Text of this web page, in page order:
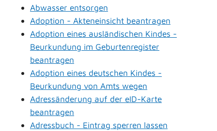
Abwasser entsorgen
Adoption - Akteneinsicht beantragen
Adoption eines ausländischen Kindes -
Beurkundung im Geburtenregister
beantragen
Adoption eines deutschen Kindes -
Beurkundung von Amts wegen
Adressänderung auf der eID-Karte
beantragen
Adressbuch - Eintrag sperren lassen